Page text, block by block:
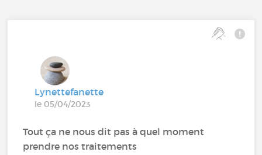
Lynettefanette
le 05/04/2023
Tout ça ne nous dit pas à quel moment
prendre nos traitements